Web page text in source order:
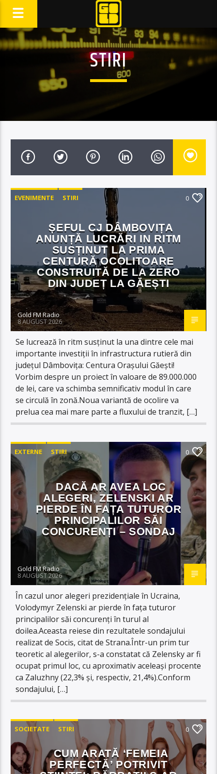
STIRI
EVENIMENTE STIRI 0
ȘEFUL CJ DÂMBOVIȚA
ANUNȚĂ LUCRĂRI IN RITM
SUSȚINUT LA PRIMA
CENTURĂ OCOLITOARE
CONSTRUITĂ DE LA ZERO
DIN JUDEȚ LA GĂEȘTI
Gold FM Radio
8 AUGUST 2026
Se lucrează în ritm susținut la una dintre cele mai
importante investiții în infrastructura rutieră din
județul Dâmbovița: Centura Orașului Găești!
Vorbim despre un proiect în valoare de 89.000.000
de lei, care va schimba semnificativ modul în care
se circulă în zonă.Noua variantă de ocolire va
prelua cea mai mare parte a fluxului de tranzit, […]
EXTERNE STIRI 0
DACĂ AR AVEA LOC
ALEGERI, ZELENSKI AR
PIERDE ÎN FAȚA TUTUROR
PRINCIPALILOR SĂI
CONCURENȚI – SONDAJ
Gold FM Radio
8 AUGUST 2026
În cazul unor alegeri prezidențiale în Ucraina,
Volodymyr Zelenski ar pierde în fața tuturor
principalilor săi concurenți în turul al
doilea.Aceasta reiese din rezultatele sondajului
realizat de Socis, citat de Strana.Într-un prim tur
teoretic al alegerilor, s-a constatat că Zelensky ar fi
ocupat primul loc, cu aproximativ aceleași procente
ca Zaluzhny (22,3% și, respectiv, 21,4%).Conform
sondajului, […]
SOCIETATE STIRI 0
CUM ARATĂ ‘FEMEIA
PERFECTĂ’ POTRIVIT